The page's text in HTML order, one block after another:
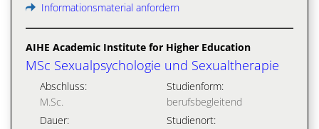
Informationsmaterial anfordern
AIHE Academic Institute for Higher Education
MSc Sexualpsychologie und Sexualtherapie
Abschluss:
M.Sc.
Studienform:
berufsbegleitend
Dauer:
Studienort: